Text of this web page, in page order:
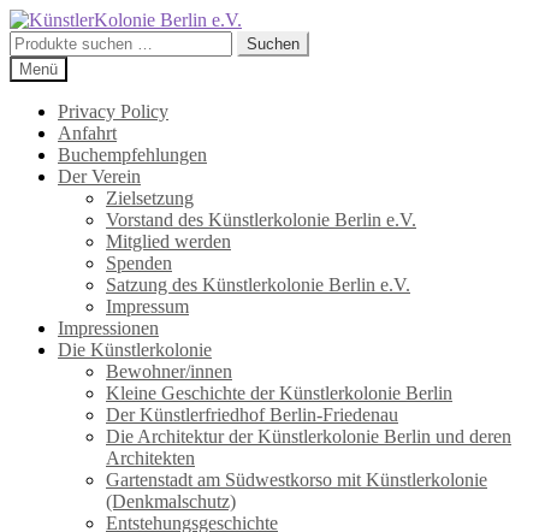
Zur
Navigation
springen
Zum
Inhalt
springen
Suchen
nach:
Suchen
Menü
Privacy Policy
Anfahrt
Buchempfehlungen
Der Verein
Zielsetzung
Vorstand des Künstlerkolonie Berlin e.V.
Mitglied werden
Spenden
Satzung des Künstlerkolonie Berlin e.V.
Impressum
Impressionen
Die Künstlerkolonie
Bewohner/innen
Kleine Geschichte der Künstlerkolonie Berlin
Der Künstlerfriedhof Berlin-Friedenau
Die Architektur der Künstlerkolonie Berlin und deren
Architekten
Gartenstadt am Südwestkorso mit Künstlerkolonie
(Denkmalschutz)
Entstehungsgeschichte